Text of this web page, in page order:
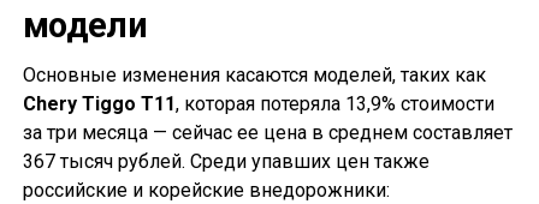
модели
Основные изменения касаются моделей, таких как
Chery Tiggo T11, которая потеряла 13,9% стоимости
за три месяца — сейчас ее цена в среднем составляет
367 тысяч рублей. Среди упавших цен также
российские и корейские внедорожники: